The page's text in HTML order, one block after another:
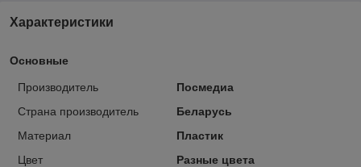
Характеристики
Основные
Производитель
Посмедиа
Страна производитель
Беларусь
Материал
Пластик
Цвет
Разные цвета